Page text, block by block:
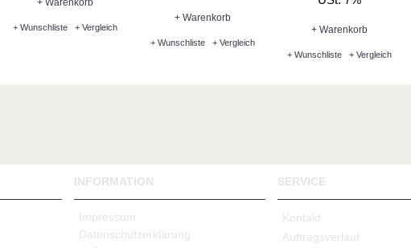
+ Wunschliste + Vergleich
+ Warenkorb
+ Wunschliste + Vergleich
+ Warenkorb
+ Wunschliste + Vergleich
INFORMATION
Impressum
Datenschutzerklärung
SERVICE
Kontakt
Auftragsverlauf